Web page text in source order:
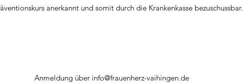
anerkannt und somit durch die Krankenkasse bezuschussbar.
Anmeldung über info@frauenherz-vaihingen.de